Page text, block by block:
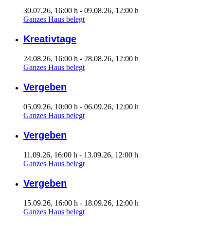
30.07.26, 16:00 h - 09.08.26, 12:00 h
Ganzes Haus belegt
Kreativtage
24.08.26, 16:00 h - 28.08.26, 12:00 h
Ganzes Haus belegt
Vergeben
05.09.26, 10:00 h - 06.09.26, 12:00 h
Ganzes Haus belegt
Vergeben
11.09.26, 16:00 h - 13.09.26, 12:00 h
Ganzes Haus belegt
Vergeben
15.09.26, 16:00 h - 18.09.26, 12:00 h
Ganzes Haus belegt